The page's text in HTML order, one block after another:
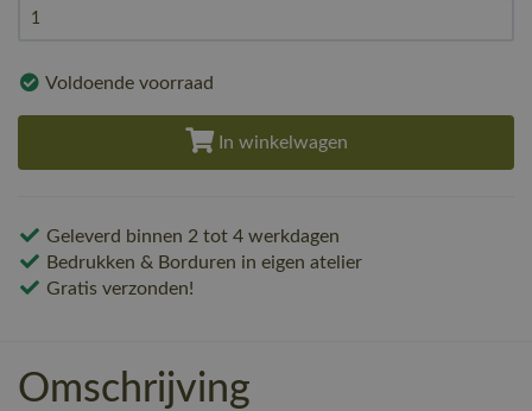
Voldoende voorraad
In winkelwagen
Geleverd binnen 2 tot 4 werkdagen
Bedrukken & Borduren in eigen atelier
Gratis verzonden!
Omschrijving